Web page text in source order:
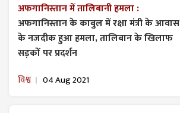
अफगानिस्तान में तालिबानी हमला :
अफगानिस्तान के काबुल में रक्षा मंत्री के आवास
के नजदीक हुआ हमला, तालिबान के खिलाफ
सड़कों पर प्रदर्शन
विश्व 04 Aug 2021